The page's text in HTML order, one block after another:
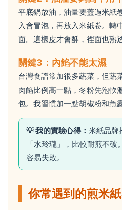
平底鍋放油，油量要蓋過米紙
入會冒泡，再放入米紙卷。轉
面。這樣皮才會酥，裡面也熟透
關鍵3：內餡不能太濕
台灣食譜常加很多蔬菜，但蔬
肉餡比例高一點，冬粉先泡軟
包。我習慣加一點胡椒粉和魚
💡 我的實驗心得： 米紙品牌
「水玲瓏」，比較耐煎不破
容易失敗。
你常遇到的煎米